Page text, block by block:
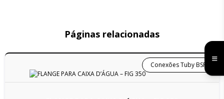
Páginas relacionadas
Conexões Tuby BSP